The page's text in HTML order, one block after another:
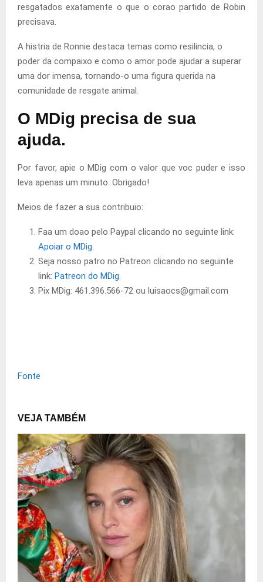
resgatados exatamente o que o corao partido de Robin
precisava.
A histria de Ronnie destaca temas como resilincia, o
poder da compaixo e como o amor pode ajudar a superar
uma dor imensa, tornando-o uma figura querida na
comunidade de resgate animal.
O MDig precisa de sua
ajuda.
Por favor, apie o MDig com o valor que voc puder e isso
leva apenas um minuto. Obrigado!
Meios de fazer a sua contribuio:
Faa um doao pelo Paypal clicando no seguinte link:
Apoiar o MDig.
Seja nosso patro no Patreon clicando no seguinte
link: Patreon do MDig.
Pix MDig: 461.396.566-72 ou luisaocs@gmail.com
Fonte
VEJA TAMBÉM